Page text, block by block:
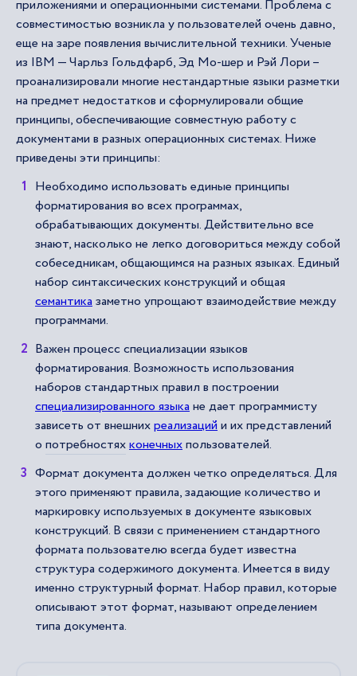
приложениями и операционными системами. Проблема с
совместимостью возникла у пользователей очень давно,
еще на заре появления вычислительной техники. Ученые
из IBM — Чарльз Гольдфарб, Эд Мо-шер и Рэй Лори –
проанализировали многие нестандартные языки разметки
на предмет недостатков и сформулировали общие
принципы, обеспечивающие совместную работу с
документами в разных операционных системах. Ниже
приведены эти принципы:
Необходимо использовать единые принципы
форматирования во всех программах,
обрабатывающих документы. Действительно все
знают, насколько не легко договориться между собой
собеседникам, общающимся на разных языках. Единый
набор синтаксических конструкций и общая
семантиказаметно упрощают взаимодействие между
программами.
Важен процесс специализации языков
форматирования. Возможность использования
наборов стандартных правил в построении
специализированного языкане дает программисту
зависеть от внешнихреализацийи их представлений
о потребностяхконечныхпользователей.
Формат документа должен четко определяться. Для
этого применяют правила, задающие количество и
маркировку используемых в документе языковых
конструкций. В связи с применением стандартного
формата пользователю всегда будет известна
структура содержимого документа. Имеется в виду
именно структурный формат. Набор правил, которые
описывают этот формат, называют определением
типа документа.